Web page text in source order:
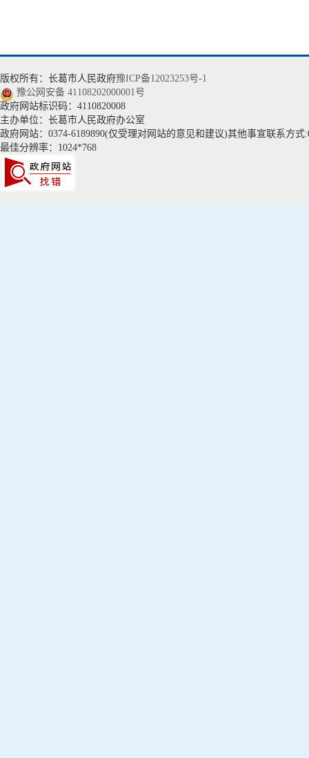
版权所有：长葛市人民政府豫ICP备12023253号-1
豫公网安备 41108202000001号
政府网站标识码：4110820008
主办单位：长葛市人民政府办公室
政府网站：0374-6189890(仅受理对网站的意见和建议)其他事宣联系方式
最佳分辨率：1024*768